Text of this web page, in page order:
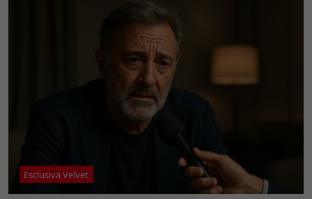
Esclusiva Velvet